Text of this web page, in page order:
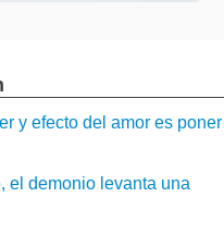
y efecto del amor es poner
el demonio levanta una